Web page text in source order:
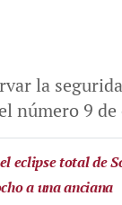
la
número 9 de
eclipse total de
a una anciana